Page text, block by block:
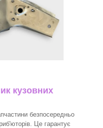
кузовних
безпосередньо
Це гарантує